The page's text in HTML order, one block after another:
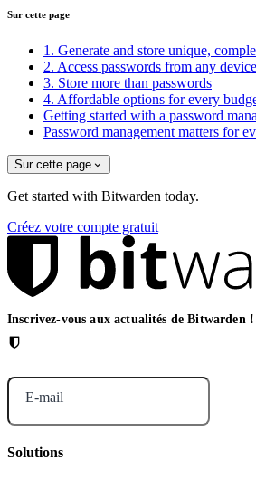
Sur cette page
1. Generate and store unique,
2. Access passwords from any device
3. Store more than passwords
4. Affordable options for every
Getting started with a password
Password management matters for
Sur cette page
Get started with Bitwarden today.
Créez votre compte gratuit
Inscrivez-vous aux actualités de Bitwarden !
E-mail
Solutions